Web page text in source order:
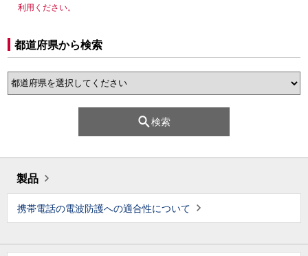
利用ください。
都道府県から検索
検索
製品
携帯電話の電波防護への適合性について